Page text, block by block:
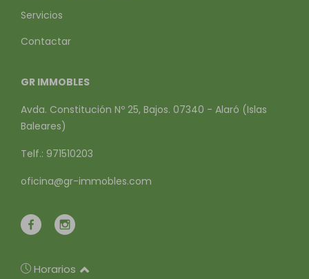
Servicios
Contactar
GR IMMOBLES
Avda. Constitución Nº 25, Bajos. 07340 - Alaró (Islas
Baleares)
Telf.: 971510203
oficina@gr-immobles.com
Horarios